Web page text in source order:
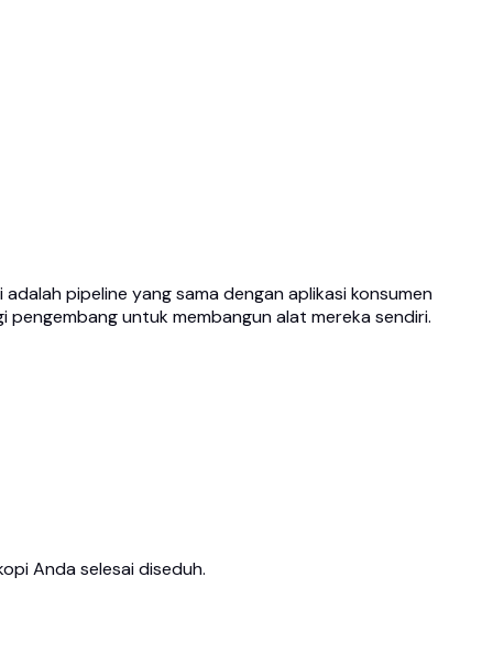
pipeline yang sama dengan aplikasi konsumen
untuk membangun alat mereka sendiri.
Anda selesai diseduh.